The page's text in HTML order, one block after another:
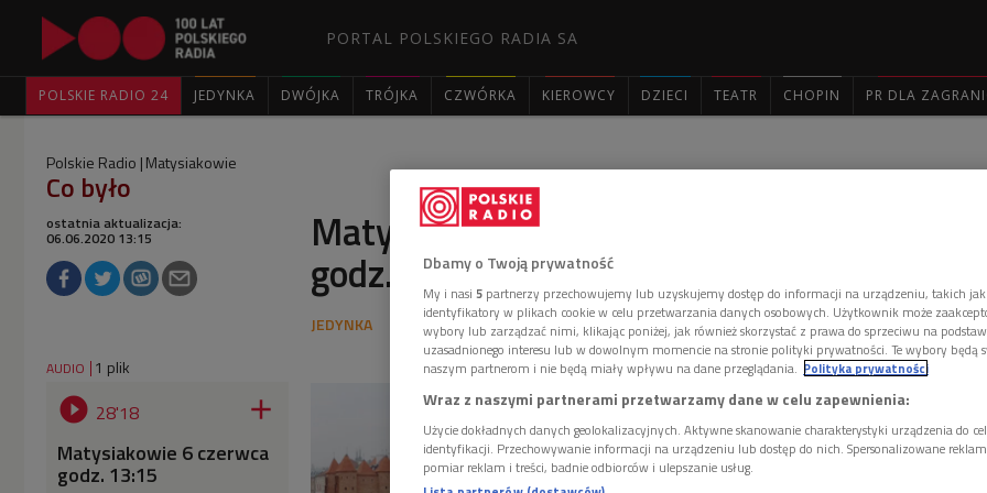
PORTAL POLSKIEGO RADIA SA
POLSKIE RADIO 24 JEDYNKA DWÓJKA TRÓJKA CZWÓRKA KIEROWCY DZIECI TEATR CHOPIN PR DLA

Polskie Radio Matysiakowie
Co było
Matysiakowie - odcinek 3297 - 6 czerwca
godz. 13:15
ostatnia aktualizacja:
06.06.2020 13:15
AUDIO 1 plik
 28'18 
Matysiakowie 6 czerwca
godz. 13:15
Dbamy o Twoją prywatność
My i nasi 5 partnerzy przechowujemy lub uzyskujemy dostęp do informacji na urządzeniu, takich
identyfikatory w plikach cookie w celu przetwarzania danych osobowych. Użytkownik może
wybory lub zarządzać nimi, klikając poniżej, jak również skorzystać z prawa do sprzeciwu na
uzasadnionego interesu lub w dowolnym momencie na stronie polityki prywatności. Te wybory będą
naszym partnerom i nie będą miały wpływu na dane przeglądania. Polityka prywatności
Wraz z naszymi partnerami przetwarzamy dane w celu zapewnienia:
Użycie dokładnych danych geolokalizacyjnych. Aktywne skanowanie charakterystyki urządzenia do
identyfikacji. Przechowywanie informacji na urządzeniu lub dostęp do nich. Spersonalizowane
pomiar reklam i treści, badnie odbiorców i ulepszanie usług.